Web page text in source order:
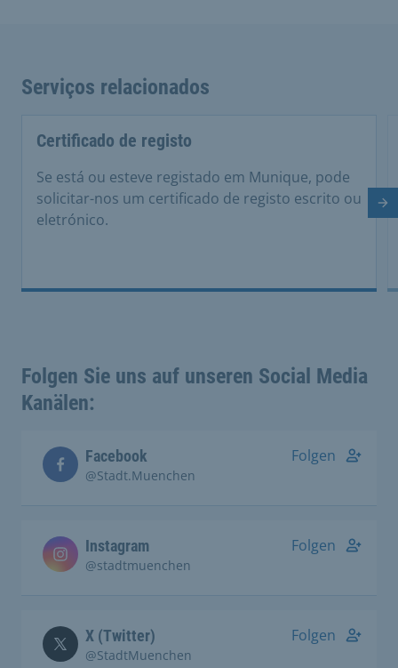
Serviços relacionados
Certificado de registo
Se está ou esteve registado em Munique, pode
solicitar-nos um certificado de registo escrito ou
eletrónico.
Folgen Sie uns auf unseren Social Media
Kanälen:
Facebook
@Stadt.Muenchen
Folgen
Instagram
@stadtmuenchen
Folgen
X (Twitter)
@StadtMuenchen
Folgen